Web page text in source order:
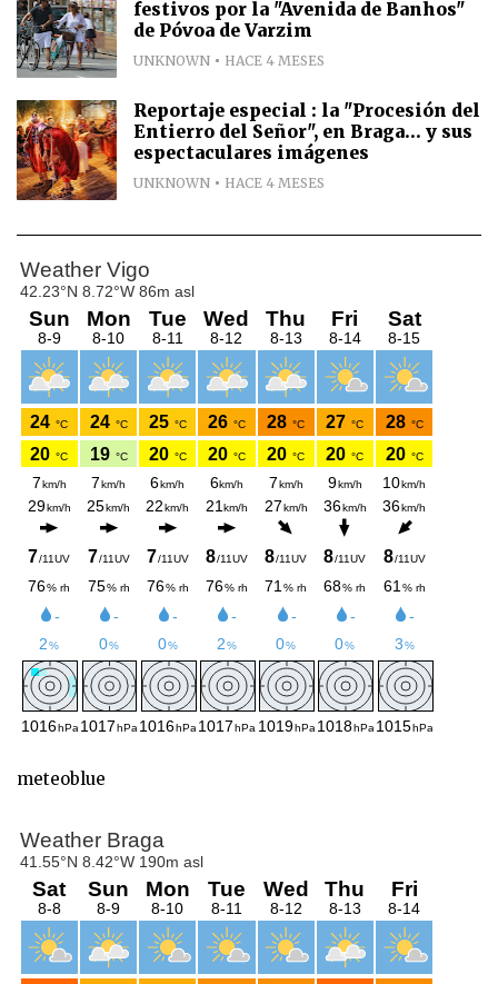
festivos por la "Avenida de Banhos"
de Póvoa de Varzim
UNKNOWN HACE 4 MESES
Reportaje especial : la "Procesión del
Entierro del Señor", en Braga... y sus
espectaculares imágenes
UNKNOWN HACE 4 MESES
meteoblue